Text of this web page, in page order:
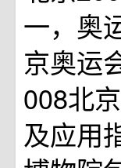
一，奥
京奥运
008北
及应用